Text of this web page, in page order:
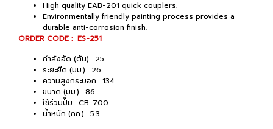
High quality EAB-201 quick couplers.
Environmentally friendly painting process provides a
durable anti-corrosion finish.
ORDER CODE : ES-251
กำลังอัด (ตัน) : 25
ระยะยืด (มม.) : 26
ความสูงกระบอก : 134
ขนาด (มม.) : 86
ใช้ร่วมปั๊ม : CB-700
น้ำหนัก (กก.) : 5.3